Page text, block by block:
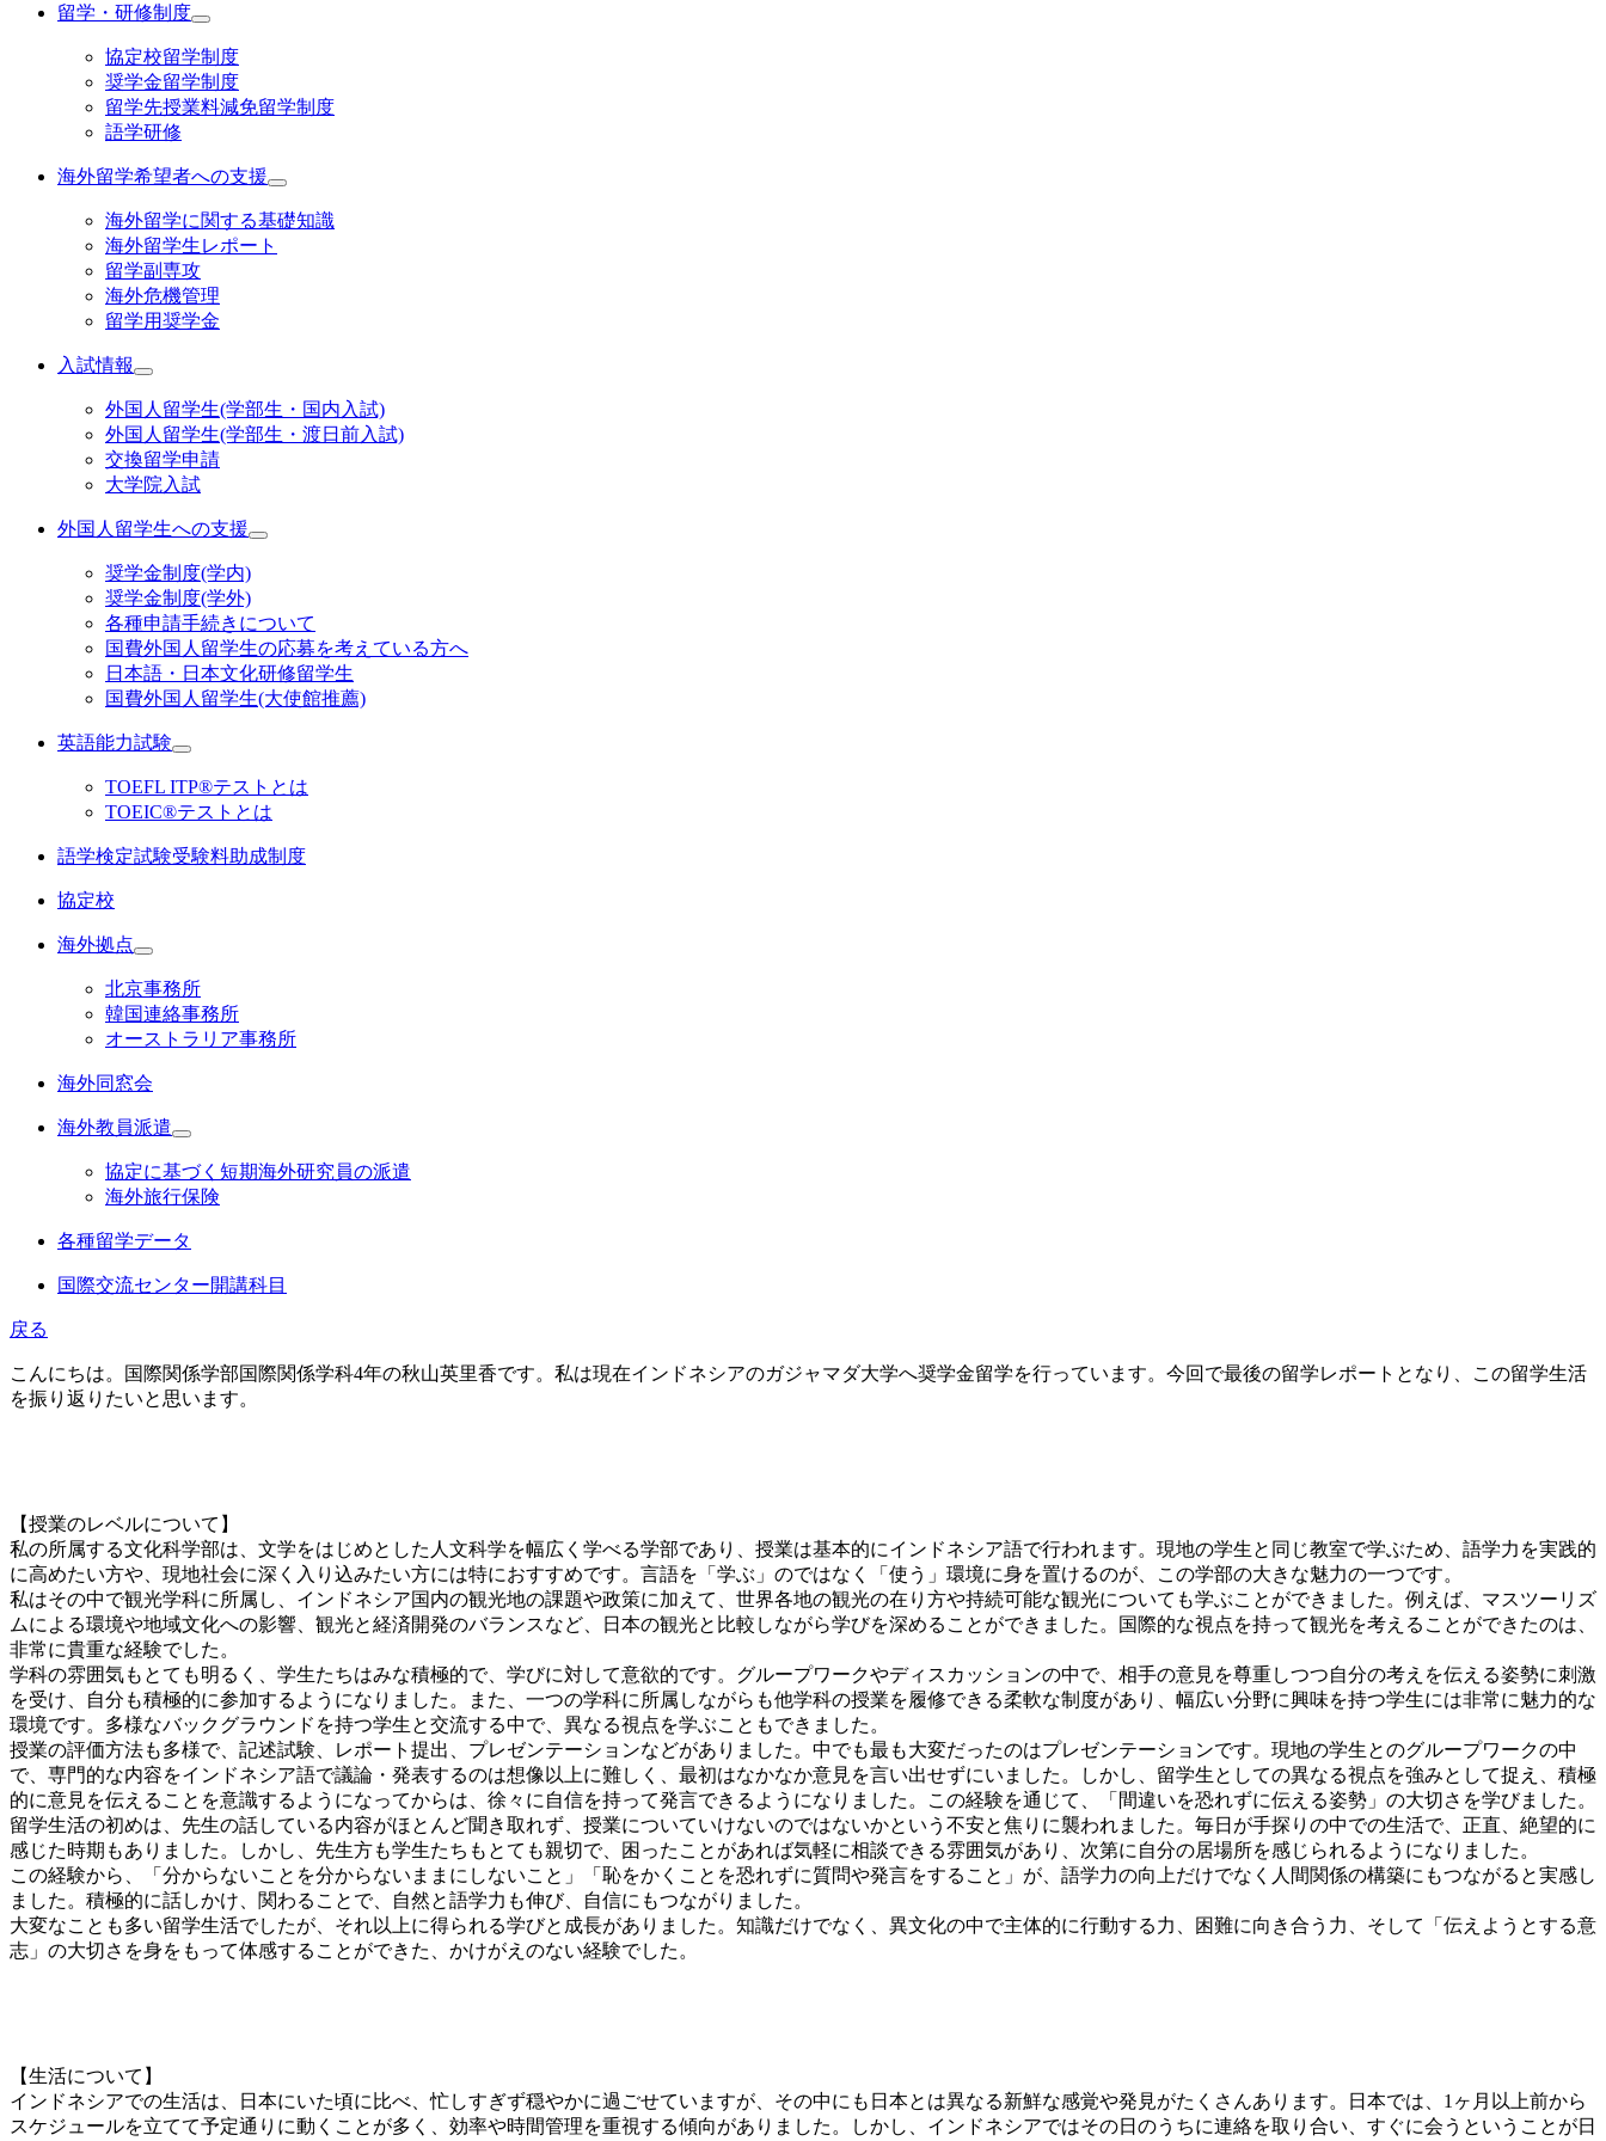
留学・研修制度
協定校留学制度
奨学金留学制度
留学先授業料減免留学制度
語学研修
海外留学希望者への支援
海外留学に関する基礎知識
海外留学生レポート
留学副専攻
海外危機管理
留学用奨学金
入試情報
外国人留学生(学部生・国内入試)
外国人留学生(学部生・渡日前入試)
交換留学申請
大学院入試
外国人留学生への支援
奨学金制度(学内)
奨学金制度(学外)
各種申請手続きについて
国費外国人留学生の応募を考えている方へ
日本語・日本文化研修留学生
国費外国人留学生(大使館推薦)
英語能力試験
TOEFL ITP®テストとは
TOEIC®テストとは
語学検定試験受験料助成制度
協定校
海外拠点
北京事務所
韓国連絡事務所
オーストラリア事務所
海外同窓会
海外教員派遣
協定に基づく短期海外研究員の派遣
海外旅行保険
各種留学データ
国際交流センター開講科目
戻る
こんにちは。国際関係学部国際関係学科4年の秋山英里香です。私は現在インドネシアのガジャマダ大学へ奨学金留学を行っています。今回で最後の留学レポートとなり、この留学生活
を振り返りたいと思います。
【授業のレベルについて】
私の所属する文化科学部は、文学をはじめとした人文科学を幅広く学べる学部であり、授業は基本的にインドネシア語で行われます。現地の学生と同じ教室で学ぶため、語学力を実践的
に高めたい方や、現地社会に深く入り込みたい方には特におすすめです。言語を「学ぶ」のではなく「使う」環境に身を置けるのが、この学部の大きな魅力の一つです。
私はその中で観光学科に所属し、インドネシア国内の観光地の課題や政策に加えて、世界各地の観光の在り方や持続可能な観光についても学ぶことができました。例えば、マスツーリズ
ムによる環境や地域文化への影響、観光と経済開発のバランスなど、日本の観光と比較しながら学びを深めることができました。国際的な視点を持って観光を考えることができたのは、
非常に貴重な経験でした。
学科の雰囲気もとても明るく、学生たちはみな積極的で、学びに対して意欲的です。グループワークやディスカッションの中で、相手の意見を尊重しつつ自分の考えを伝える姿勢に刺激
を受け、自分も積極的に参加するようになりました。また、一つの学科に所属しながらも他学科の授業を履修できる柔軟な制度があり、幅広い分野に興味を持つ学生には非常に魅力的な
環境です。多様なバックグラウンドを持つ学生と交流する中で、異なる視点を学ぶこともできました。
授業の評価方法も多様で、記述試験、レポート提出、プレゼンテーションなどがありました。中でも最も大変だったのはプレゼンテーションです。現地の学生とのグループワークの中
で、専門的な内容をインドネシア語で議論・発表するのは想像以上に難しく、最初はなかなか意見を言い出せずにいました。しかし、留学生としての異なる視点を強みとして捉え、積極
的に意見を伝えることを意識するようになってからは、徐々に自信を持って発言できるようになりました。この経験を通じて、「間違いを恐れずに伝える姿勢」の大切さを学びました。
留学生活の初めは、先生の話している内容がほとんど聞き取れず、授業についていけないのではないかという不安と焦りに襲われました。毎日が手探りの中での生活で、正直、絶望的に
感じた時期もありました。しかし、先生方も学生たちもとても親切で、困ったことがあれば気軽に相談できる雰囲気があり、次第に自分の居場所を感じられるようになりました。
この経験から、「分からないことを分からないままにしないこと」「恥をかくことを恐れずに質問や発言をすること」が、語学力の向上だけでなく人間関係の構築にもつながると実感し
ました。積極的に話しかけ、関わることで、自然と語学力も伸び、自信にもつながりました。
大変なことも多い留学生活でしたが、それ以上に得られる学びと成長がありました。知識だけでなく、異文化の中で主体的に行動する力、困難に向き合う力、そして「伝えようとする意
志」の大切さを身をもって体感することができた、かけがえのない経験でした。
【生活について】
インドネシアでの生活は、日本にいた頃に比べ、忙しすぎず穏やかに過ごせていますが、その中にも日本とは異なる新鮮な感覚や発見がたくさんあります。日本では、1ヶ月以上前から
スケジュールを立てて予定通りに動くことが多く、効率や時間管理を重視する傾向がありました。しかし、インドネシアではその日のうちに連絡を取り合い、すぐに会うということが日